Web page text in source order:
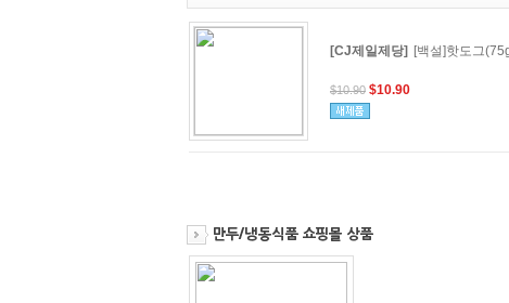
[CJ제일제당] [백설]핫도그
$10.90 $10.90